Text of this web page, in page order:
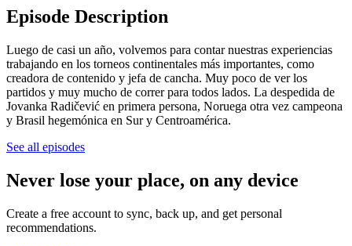
Episode Description
Luego de casi un año, volvemos para contar nuestras experiencias
trabajando en los torneos continentales más importantes, como
creadora de contenido y jefa de cancha. Muy poco de ver los
partidos y muy mucho de correr para todos lados. La despedida de
Jovanka Radičević en primera persona, Noruega otra vez campeona
y Brasil hegemónica en Sur y Centroamérica.
See all episodes
Never lose your place, on any device
Create a free account to sync, back up, and get personal
recommendations.